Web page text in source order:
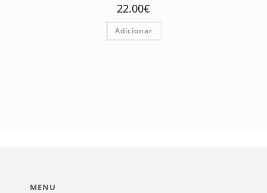
22.00€
Adicionar
MENU